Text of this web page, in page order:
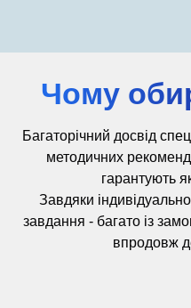
Чому
Багаторічний досвід
методичних
гарантують
Завдяки
завдання - багато із
впродовж